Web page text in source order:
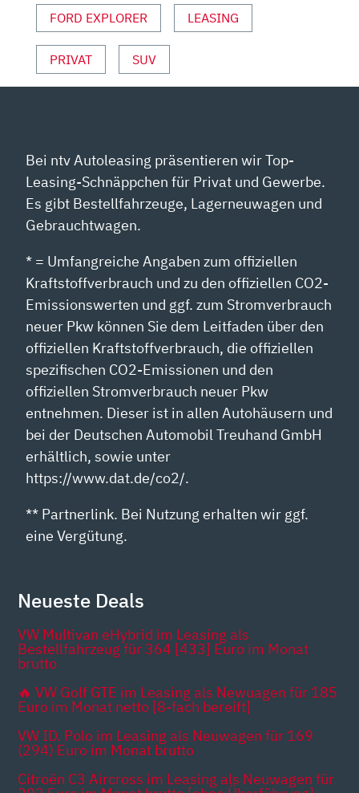
YOUTUBE
ANZEIGEN
FORD EXPLORER LEASING
PRIVAT SUV
Bei ntv Autoleasing präsentieren wir Top-
Leasing-Schnäppchen für Privat und Gewerbe.
Es gibt Bestellfahrzeuge, Lagerneuwagen und
Gebrauchtwagen.
* = Umfangreiche Angaben zum offiziellen
Kraftstoffverbrauch und zu den offiziellen CO2-
Emissionswerten und ggf. zum Stromverbrauch
neuer Pkw können Sie dem Leitfaden über den
offiziellen Kraftstoffverbrauch, die offiziellen
spezifischen CO2-Emissionen und den
offiziellen Stromverbrauch neuer Pkw
entnehmen. Dieser ist in allen Autohäusern und
bei der Deutschen Automobil Treuhand GmbH
erhältlich, sowie unter
https://www.dat.de/co2/.
** Partnerlink. Bei Nutzung erhalten wir ggf.
eine Vergütung.
Neueste Deals
VW Multivan eHybrid im Leasing als
Bestellfahrzeug für 364 [433] Euro im Monat
brutto
🔥 VW Golf GTE im Leasing als Newuagen für 185
Euro im Monat netto [8-fach bereift]
VW ID. Polo im Leasing als Neuwagen für 169
(294) Euro im Monat brutto
Citroën C3 Aircross im Leasing als Neuwagen für